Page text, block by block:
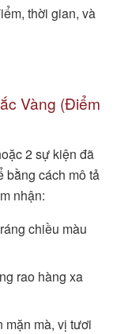
thời gian, và
Vàng (Điểm
2 sự kiện đã
bằng cách mô tả
nhận:
chiều màu
rao hàng xa
mặn mà, vị tươi